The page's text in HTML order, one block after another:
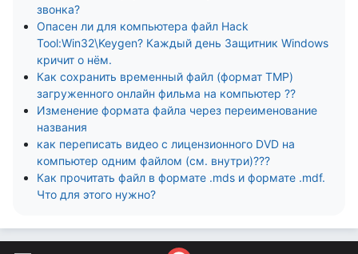
звонка?
Опасен ли для компьютера файл Hack
Tool:Win32\Keygen? Каждый день Защитник Windows
кричит о нём.
Как сохранить временный файл (формат TMP)
загруженного онлайн фильма на компьютер ??
Изменение формата файла через переименование
названия
как переписать видео с лицензионного DVD на
компьютер одним файлом (см. внутри)???
Как прочитать файл в формате .mds и формате .mdf.
Что для этого нужно?